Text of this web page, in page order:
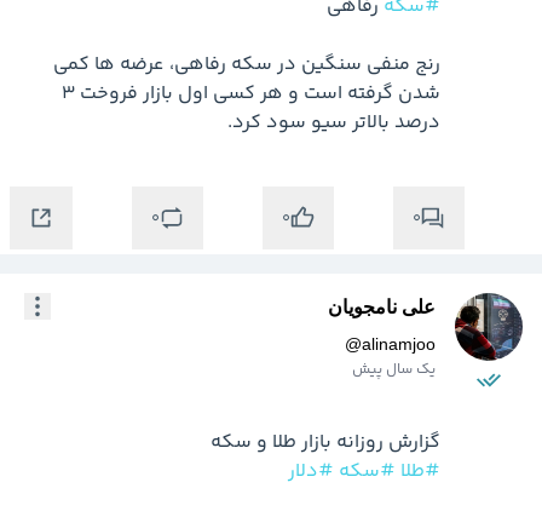
#سکه
درصد بالاتر سیو سود کرد.
0
0
0
علی نامجویان
@alinamjoo
یک سال پیش
گزارش روزانه بازار طلا و سکه
#طلا #سکه #دلار